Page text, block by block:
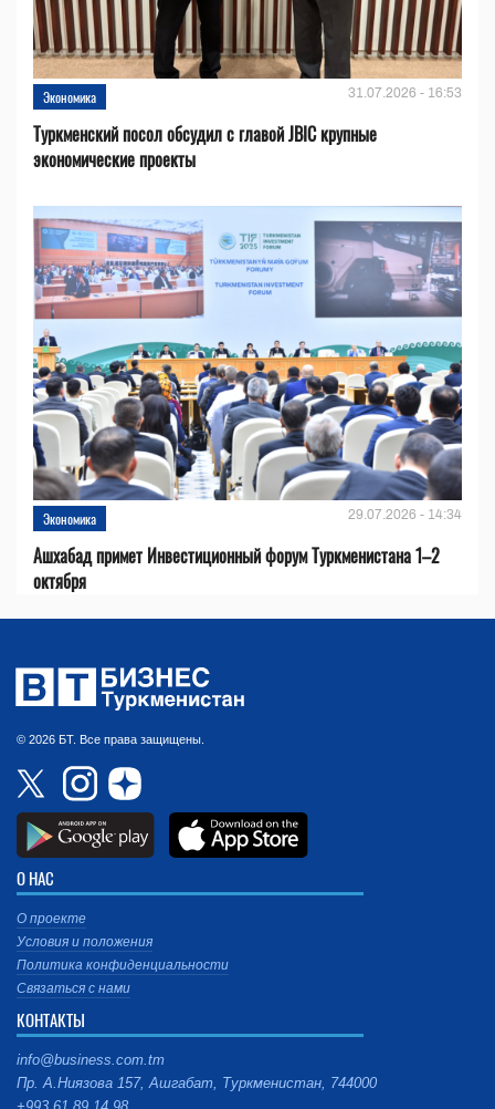
Экономика 31.07.2026 - 16:53
Туркменский посол обсудил с главой JBIC крупные
экономические проекты
Экономика 29.07.2026 - 14:34
Ашхабад примет Инвестиционный форум Туркменистана 1–2
октября
© 2026 БТ. Все права защищены.
О НАС
О проекте
Условия и положения
Политика конфиденциальности
Связаться с нами
КОНТАКТЫ
info@business.com.tm
Пр. А.Ниязова 157, Ашгабат, Туркменистан, 744000